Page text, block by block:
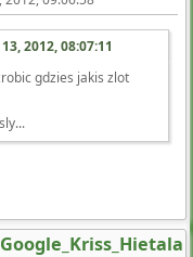
2012, 08:07:11
gdzies jakis zlot
Google_Kriss_Hietala